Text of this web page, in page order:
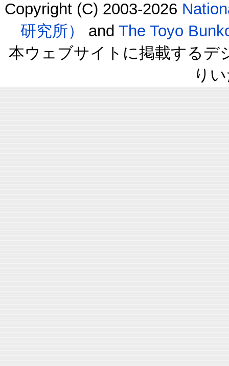
Copyright (C) 2003-2026
研究所）
and The Toyo
本ウェブサイトに掲載するデ
り